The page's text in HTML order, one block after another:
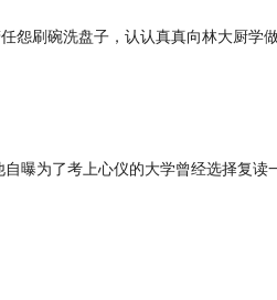
刷碗洗盘子，认认真真向林大厨学做
为了考上心仪的大学曾经选择复读